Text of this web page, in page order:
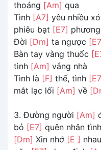
thoáng [Am] qua
Tình [A7] yêu nhiều
phiêu bạt [E7]
Đời [Dm] ta ngược
Bàn tay vàng thuốc
tình [Am] vắng nhà
Tình là [F] thế, tình
mắt lạc lối [Am] về
3. Đường người [Am]
bỏ [E7] quên nhân tình
[Dm] Xin nhớ [E ]